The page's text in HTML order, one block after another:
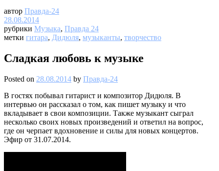
автор Правда-24
28.08.2014
рубрики Музыка, Правда 24
метки гитара, Дидюля, музыканты, творчество
Сладкая любовь к музыке
Posted on 28.08.2014 by Правда-24
В гостях побывал гитарист и композитор Дидюля. В
интервью он рассказал о том, как пишет музыку и что
вкладывает в свои композиции. Также музыкант сыграл
несколько своих новых произведений и ответил на вопрос,
где он черпает вдохновение и силы для новых концертов.
Эфир от 31.07.2014.